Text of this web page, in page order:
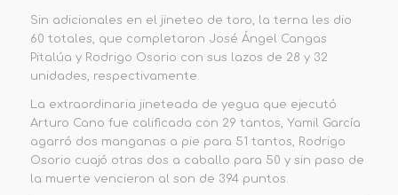
Sin adicionales en el jineteo de toro, la terna les dio
60 totales, que completaron José Ángel Cangas
Pitalúa y Rodrigo Osorio con sus lazos de 28 y 32
unidades, respectivamente.
La extraordinaria jineteada de yegua que ejecutó
Arturo Cano fue calificada con 29 tantos, Yamil García
agarró dos manganas a pie para 51 tantos, Rodrigo
Osorio cuajó otras dos a caballo para 50 y sin paso de
la muerte vencieron al son de 394 puntos.